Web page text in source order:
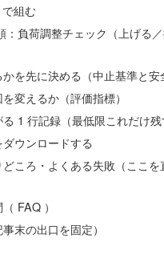
組む
：負荷調整チェック（上げる
を先に決める（中止基準と安
変えるか（評価指標）
1 行記録（最低限これだけ残
ウンロードする
ころ・よくある失敗（ここを
FAQ ）
末の出口を固定）